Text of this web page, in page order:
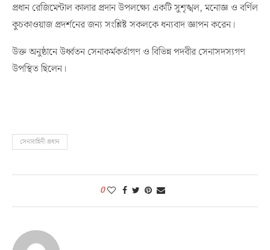
প্রধান রেজিমেন্টাল কালার প্রদান উপলক্ষ্যে একটি সুশৃঙ্খল, মনোজ্ঞ ও বর্ণিল
কুচকাওয়াজ প্রদর্শনের জন্য সংশ্লিষ্ট সকলকে ধন্যবাদ জ্ঞাপন করেন।
উক্ত অনুষ্ঠানে উর্ধ্বতন সেনাকর্মকর্তাগণ ও বিভিন্ন পদবীর সেনাসদস্যগণ
উপস্থিত ছিলেন।
সেনাবাহিনী প্রধান
0